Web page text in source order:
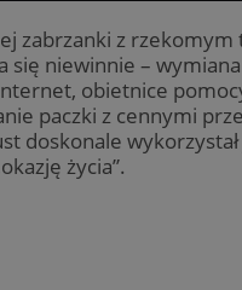
zabrzanki z rzekomym
się niewinnie – wymiana
obietnice
paczki z cennymi
doskonale
życia”.